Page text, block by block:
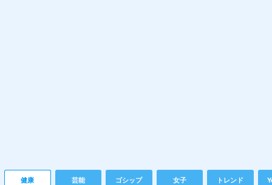
健康 芸能 ゴシップ 女子 トレンド